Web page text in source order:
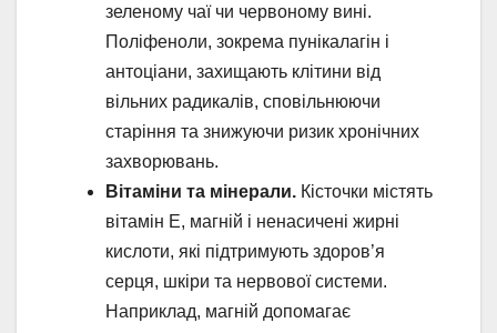
зеленому чаї чи червоному вині.
Поліфеноли, зокрема пунікалагін і
антоціани, захищають клітини від
вільних радикалів, сповільнюючи
старіння та знижуючи ризик хронічних
захворювань.
Вітаміни та мінерали. Кісточки містять
вітамін Е, магній і ненасичені жирні
кислоти, які підтримують здоров’я
серця, шкіри та нервової системи.
Наприклад, магній допомагає